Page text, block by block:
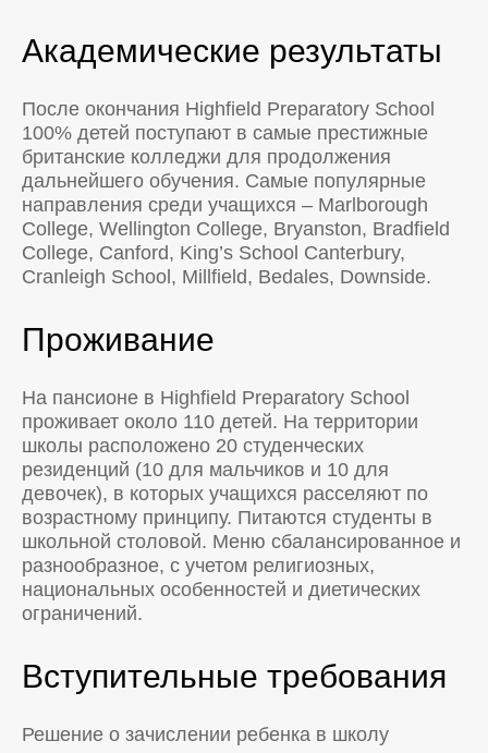
Академические результаты
После окончания Highfield Preparatory School
100% детей поступают в самые престижные
британские колледжи для продолжения
дальнейшего обучения. Самые популярные
направления среди учащихся – Marlborough
College, Wellington College, Bryanston, Bradfield
College, Canford, King’s School Canterbury,
Cranleigh School, Millfield, Bedales, Downside.
Проживание
На пансионе в Highfield Preparatory School
проживает около 110 детей. На территории
школы расположено 20 студенческих
резиденций (10 для мальчиков и 10 для
девочек), в которых учащихся расселяют по
возрастному принципу. Питаются студенты в
школьной столовой. Меню сбалансированное и
разнообразное, с учетом религиозных,
национальных особенностей и диетических
ограничений.
Вступительные требования
Решение о зачислении ребенка в школу